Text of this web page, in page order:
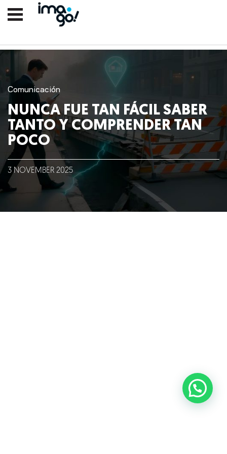
Nosotros
Clientes
Lo que hacemos
Comunicación
NUNCA FUE TAN FÁCIL SABER
TANTO Y COMPRENDER TAN
POCO
3 NOVEMBER 2025